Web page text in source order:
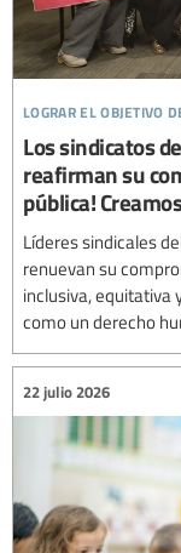
lograr el objetivo
Los sindicatos
reafirman su
pública!
Líderes sindicales
renuevan su
inclusiva, equitativa
como un derecho
22 julio 2026